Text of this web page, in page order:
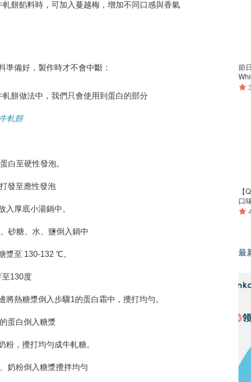
餅餡料時，可加入蔓越梅，增加不同口感與香氣
準備好，製作時才不會中斷：
餅做法中，我們只會使用到蛋白的部分
牛軋餅
白至硬性發泡。
入厚底小湯鍋中。
漿至 130-132 ℃。
熱糖漿倒入步驟1的蛋白霜中，攪打均勻。
粉，攪打均勻成牛軋糖。
最